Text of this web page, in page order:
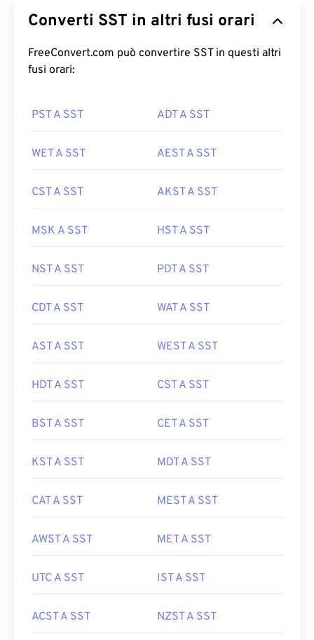
Converti SST in altri fusi orari
FreeConvert.com può convertire SST in questi altri
fusi orari:
PST A SST ADT A SST
WET A SST AEST A SST
CST A SST AKST A SST
MSK A SST HST A SST
NST A SST PDT A SST
CDT A SST WAT A SST
AST A SST WEST A SST
HDT A SST CST A SST
BST A SST CET A SST
KST A SST MDT A SST
CAT A SST MEST A SST
AWST A SST MET A SST
UTC A SST IST A SST
ACST A SST NZST A SST